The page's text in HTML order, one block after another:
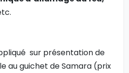
sur présentation de
au guichet de Samara (prix